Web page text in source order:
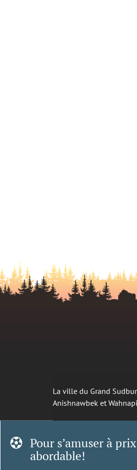
La ville du Grand
Anishnawbek et
Pour s’amuser à prix
abordable!